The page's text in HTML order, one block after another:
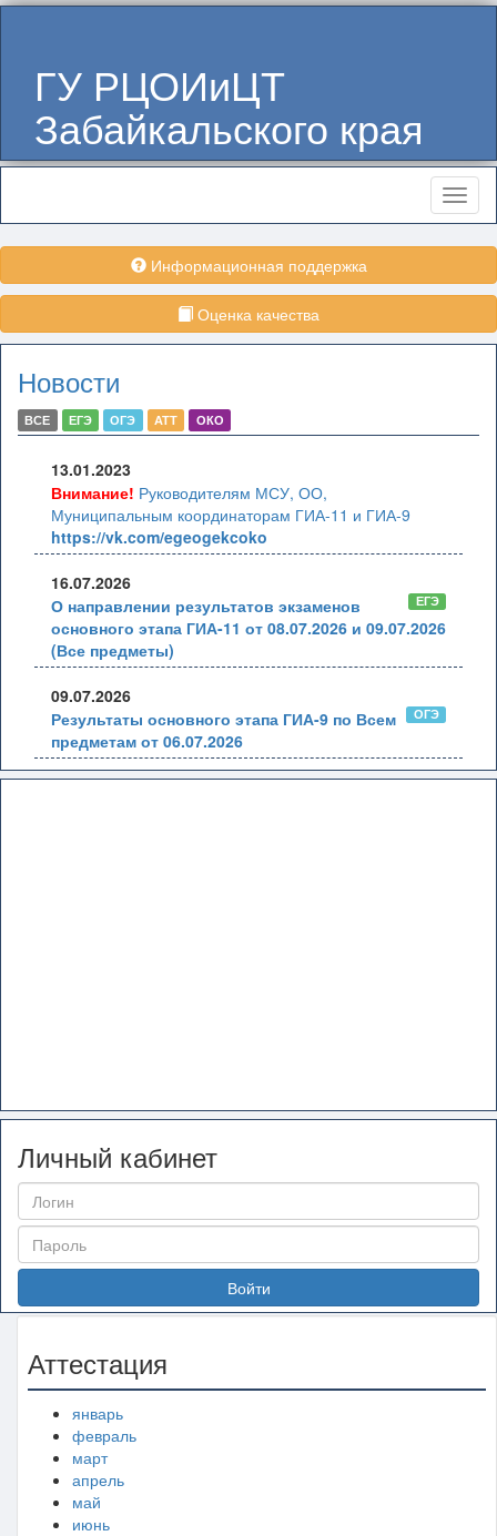
ГУ РЦОИиЦТ
Забайкальского края
Меню
Информационная поддержка
Оценка качества
Новости
ВСЕ ЕГЭ ОГЭ АТТ ОКО
13.01.2023
Внимание! Руководителям МСУ, ОО,
Муниципальным координаторам ГИА-11 и ГИА-9
https://vk.com/egeogekcoko
16.07.2026
ЕГЭ
О направлении результатов экзаменов
основного этапа ГИА-11 от 08.07.2026 и 09.07.2026
(Все предметы)
09.07.2026
ОГЭ
Результаты основного этапа ГИА-9 по Всем
предметам от 06.07.2026
Личный кабинет
Войти
Аттестация
январь
февраль
март
апрель
май
июнь